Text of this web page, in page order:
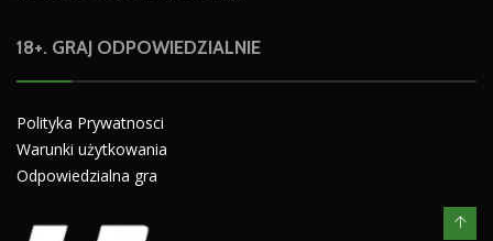
18+. GRAJ ODPOWIEDZIALNIE
Polityka Prywatnosci
Warunki użytkowania
Odpowiedzialna gra